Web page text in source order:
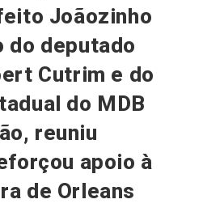
Joãozinho
do deputado
Cutrim e do
do MDB
reuniu
apoio à
de Orleans